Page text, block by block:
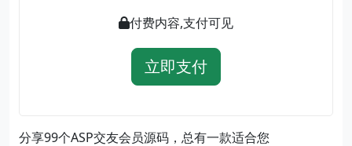
付费内容,支付可见
立即支付
分享99个ASP交友会员源码，总有一款适合您